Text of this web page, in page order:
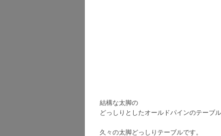
結構な太脚の
どっしりとしたオールドパインのテーブ
久々の太脚どっしりテーブルです。